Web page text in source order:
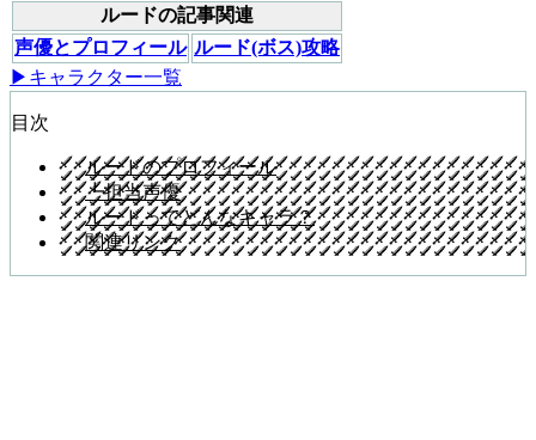
ルードの記事関連
声優とプロフィール ルード(ボス)攻略
▶キャラクター一覧
目次
ルードのプロフィール
┗担当声優
ルードってどんなキャラ？
関連リンク